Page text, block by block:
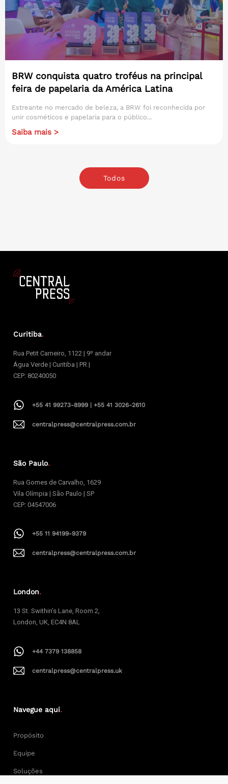
BRW conquista quatro troféus na principal
feira de papelaria da América Latina
Estreante no mercado de beleza, a BRW foi reconhecida por
unir cosméticos e papelaria para o público...
Saiba mais >
Todos
Curitiba.
Rua Petit Carneiro, 1122 | 9º andar
Água Verde | Curitiba | PR |
CEP: 80240050
+55 41 99273-8999 | +55 41 3026-2610
centralpress@centralpress.com.br
São Paulo.
Rua Gomes de Carvalho, 1629
Vila Olímpia | São Paulo | SP
CEP: 04547006
+55 11 94199-9379
centralpress@centralpress.com.br
London.
13 St. Swithin’s Lane, Room 2,
London, UK, EC4N 8AL
+44 7379 138858
centralpress@centralpress.uk
Navegue aqui.
Propósito
Equipe
Soluções